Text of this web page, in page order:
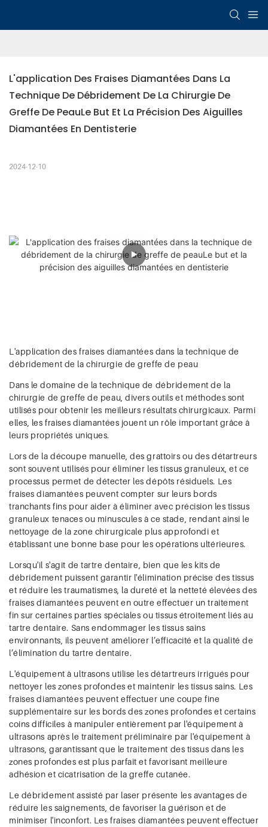
L'application Des Fraises Diamantées Dans La
Technique De Débridement De La Chirurgie De
Greffe De PeauLe But Et La Précision Des Aiguilles
Diamantées En Dentisterie
2024-12-10
L'application des fraises diamantées dans la technique de
débridement de la chirurgie de greffe de peau
Dans le domaine de la technique de débridement de la
chirurgie de greffe de peau, divers outils et méthodes sont
utilisés pour obtenir les meilleurs résultats chirurgicaux. Parmi
elles, les fraises diamantées jouent un rôle important grâce à
leurs propriétés uniques.
Lors de la découpe manuelle, des grattoirs ou des détartreurs
sont souvent utilisés pour éliminer les tissus granuleux, et ce
processus permet de détecter les dépôts résiduels. Les
fraises diamantées peuvent compter sur leurs bords
tranchants fins pour aider à éliminer avec précision les tissus
granuleux tenaces ou minuscules à ce stade, rendant ainsi le
nettoyage de la zone chirurgicale plus approfondi et
établissant une bonne base pour les opérations ultérieures.
Lorsqu'il s'agit de tartre dentaire, bien que les kits de
débridement puissent garantir l'élimination précise des tissus
et réduire les traumatismes, la dureté et la netteté élevées des
fraises diamantées peuvent en outre effectuer un traitement
fin sur certaines parties spéciales ou tissus étroitement liés au
tartre dentaire. Sans endommager les tissus sains
environnants, ils peuvent améliorer l’efficacité et la qualité de
l’élimination du tartre dentaire.
L'équipement à ultrasons utilise les détartreurs irrigués pour
nettoyer les zones profondes et maintenir les tissus sains. Les
fraises diamantées peuvent effectuer une coupe fine
supplémentaire sur les bords des zones profondes et certains
coins difficiles à manipuler entièrement par l'équipement à
ultrasons après le traitement préliminaire par l'équipement à
ultrasons, garantissant que le traitement des tissus dans les
zones profondes est plus parfait et favorisant meilleure
adhésion et cicatrisation de la greffe cutanée.
Le débridement assisté par laser présente les avantages de
réduire les saignements, de favoriser la guérison et de
minimiser l'inconfort. Les fraises diamantées peuvent effectuer